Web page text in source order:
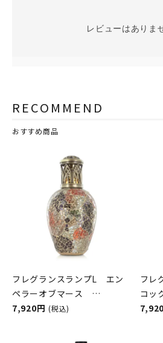
レビューはありま
RECOMMEND
おすすめ商品
フレグランスランプL エン
ペラーオブマース
ASHLEIGH&BURWOOD（ア
7,920円 (税込)
フレ
コッ
シ